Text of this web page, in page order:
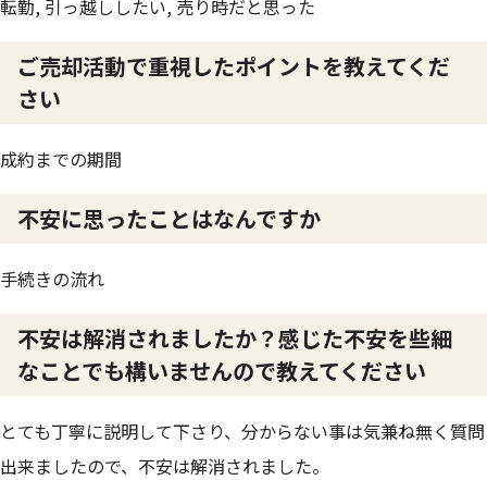
転勤, 引っ越ししたい, 売り時だと思った
ご売却活動で重視したポイントを教えてくだ
さい
成約までの期間
不安に思ったことはなんですか
手続きの流れ
不安は解消されましたか？感じた不安を些細
なことでも構いませんので教えてください
とても丁寧に説明して下さり、分からない事は気兼ね無く質問
出来ましたので、不安は解消されました。